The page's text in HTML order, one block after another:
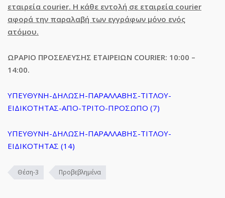
εταιρεία courier. Η κάθε εντολή σε εταιρεία courier
αφορά την παραλαβή των εγγράφων μόνο ενός
ατόμου.
ΩΡΑΡΙΟ ΠΡΟΣΕΛΕΥΣΗΣ ΕΤΑΙΡΕΙΩΝ COURIER: 10:00 –
14:00.
ΥΠΕΥΘΥΝΗ-ΔΗΛΩΣΗ-ΠΑΡΑΛΛΑΒΗΣ-ΤΙΤΛΟΥ-
ΕΙΔΙΚΟΤΗΤΑΣ-ΑΠΟ-ΤΡΙΤΟ-ΠΡΟΣΩΠΟ (7)
ΥΠΕΥΘΥΝΗ-ΔΗΛΩΣΗ-ΠΑΡΑΛΛΑΒΗΣ-ΤΙΤΛΟΥ-
ΕΙΔΙΚΟΤΗΤΑΣ (14)
Θέση-3 Προβεβλημένα